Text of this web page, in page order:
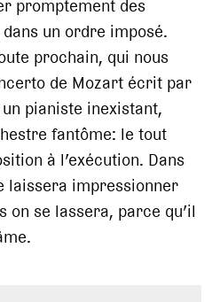
promptement des
un ordre imposé.
prochain, qui nous
de Mozart écrit par
pianiste inexistant,
fantôme: le tout
à l’exécution. Dans
laissera impressionner
se lassera, parce qu’il